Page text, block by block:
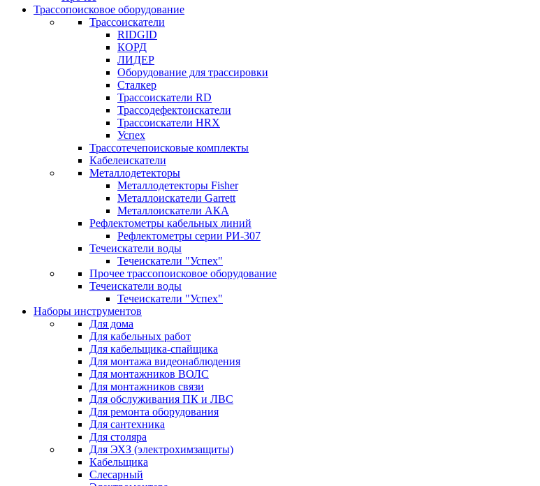
Трассопоисковое оборудование
Трассоискатели
RIDGID
КОРД
ЛИДЕР
Оборудование для трассировки
Сталкер
Трасcоискатели RD
Трассодефектоискатели
Трассоискатели HRX
Успех
Трассотечепоисковые комплекты
Кабелеискатели
Металлодетекторы
Металлодетекторы Fisher
Металлоискатели Garrett
Металлоискатели АКА
Рефлектометры кабельных линий
Рефлектометры серии РИ-307
Течеискатели воды
Течеискатели "Успех"
Прочее трассопоисковое оборудование
Течеискатели воды
Течеискатели "Успех"
Наборы инструментов
Для дома
Для кабельных работ
Для кабельщика-спайщика
Для монтажа видеонаблюдения
Для монтажников ВОЛС
Для монтажников связи
Для обслуживания ПК и ЛВС
Для ремонта оборудования
Для сантехника
Для столяра
Для ЭХЗ (электрохимзащиты)
Кабельщика
Слесарный